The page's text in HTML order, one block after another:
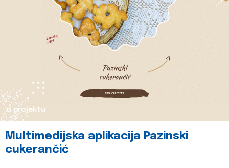
o projektu
Multimedijska aplikacija Pazinski
cukerančić